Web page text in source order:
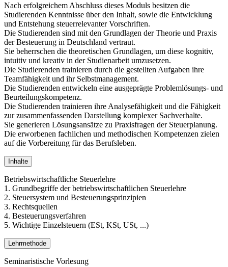
Nach erfolgreichem Abschluss dieses Moduls besitzen die
Studierenden Kenntnisse über den Inhalt, sowie die Entwicklung
und Entstehung steuerrelevanter Vorschriften.
Die Studierenden sind mit den Grundlagen der Theorie und Praxis
der Besteuerung in Deutschland vertraut.
Sie beherrschen die theoretischen Grundlagen, um diese kognitiv,
intuitiv und kreativ in der Studienarbeit umzusetzen.
Die Studierenden trainieren durch die gestellten Aufgaben ihre
Teamfähigkeit und ihr Selbstmanagement.
Die Studierenden entwickeln eine ausgeprägte Problemlösungs- und
Beurteilungskompetenz.
Die Studierenden trainieren ihre Analysefähigkeit und die Fähigkeit
zur zusammenfassenden Darstellung komplexer Sachverhalte.
Sie generieren Lösungsansätze zu Praxisfragen der Steuerplanung.
Die erworbenen fachlichen und methodischen Kompetenzen zielen
auf die Vorbereitung für das Berufsleben.
Inhalte
Betriebswirtschaftliche Steuerlehre
1. Grundbegriffe der betriebswirtschaftlichen Steuerlehre
2. Steuersystem und Besteuerungsprinzipien
3. Rechtsquellen
4. Besteuerungsverfahren
5. Wichtige Einzelsteuern (ESt, KSt, USt, ...)
Lehrmethode
Seminaristische Vorlesung